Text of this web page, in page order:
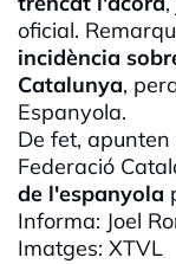
oficial.
incidència
Catalunya,
Espanyola.
De fet,
Federació
de l'espanyola
Informa: Joel
Imatges: XTVL